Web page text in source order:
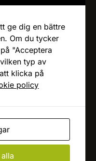
ge dig en bättre
Om du tycker
"Acceptera
typ av
klicka på
policy